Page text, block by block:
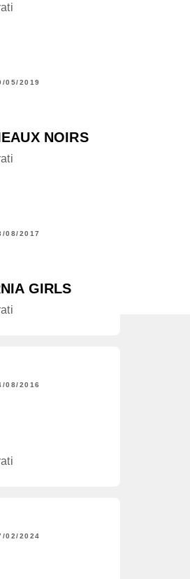
05/2019
NOIRS
08/2017
GIRLS
08/2016
02/2024